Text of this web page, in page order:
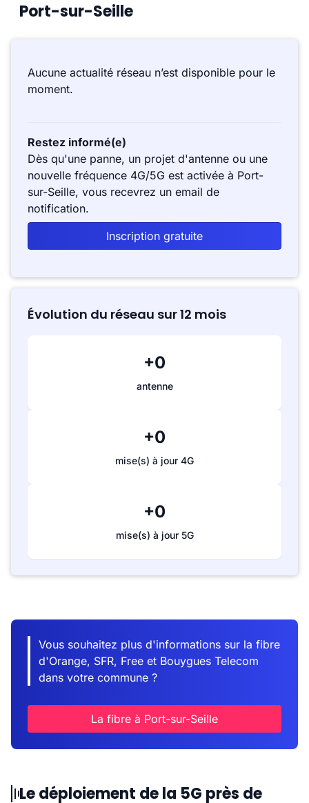
Port-sur-Seille
Aucune actualité réseau n’est disponible pour le
moment.
Restez informé(e)
Dès qu'une panne, un projet d'antenne ou une
nouvelle fréquence 4G/5G est activée à Port-
sur-Seille, vous recevrez un email de
notification.
Inscription gratuite
Évolution du réseau sur 12 mois
+0
antenne
+0
mise(s) à jour 4G
+0
mise(s) à jour 5G
Vous souhaitez plus d'informations sur la fibre
d'Orange, SFR, Free et Bouygues Telecom
dans votre commune ?
La fibre à Port-sur-Seille
Le déploiement de la 5G près de